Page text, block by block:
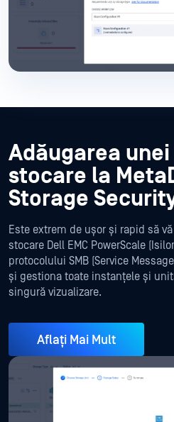
Adăugarea
stocare la
Storage
Este extrem de ușor și rapid să
stocare Dell EMC PowerScale
protocolului SMB (Service
și gestiona toate instanțele și
singură vizualizare.
Aflați Mai Mult